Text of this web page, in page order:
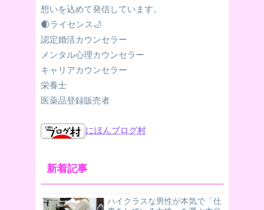
想いを込めて発信しています。
🌒ライセンス🌙
認定婚活カウンセラー
メンタル心理カウンセラー
キャリアカウンセラー
栄養士
医薬品登録販売者
にほんブログ村
新着記事
ハイクラスな男性が本気で「仕